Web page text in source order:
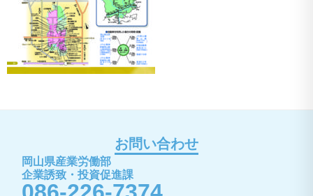
お問い合わせ
岡山県産業労働部
企業誘致・投資促進課